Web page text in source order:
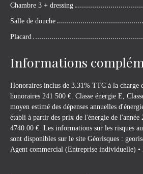
Chambre 3 + dressing
Salle de douche
Placard
Informations
Honoraires inclus de 3.31% TTC à la charge
honoraires 241 500 €. Classe énergie E,
moyen estimé des dépenses annuelles
établi à partir des prix de l'énergie de l'année
4740.00 €. Les informations sur les risques
sont disponibles sur le site Géorisques :
Agent commercial (Entreprise individuelle) •